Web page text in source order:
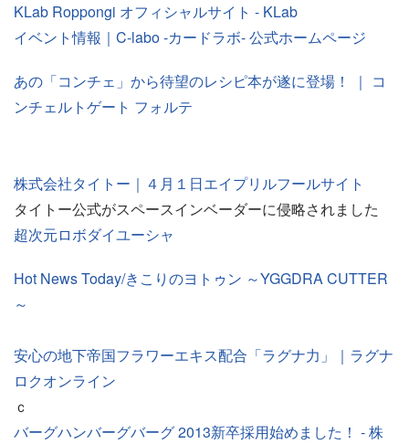
KLab Roppongi オフィシャルサイト - KLab
イベント情報｜C-labo -カードラボ- 公式ホームページ
あの「コンチェ」から待望のレシピ本が遂に登場！ ｜ コ
ンチェルトゲート フォルテ
株式会社タイトー｜４月１日エイプリルフールサイト
タイトー公式がスペースインベーダーに侵略されました
超次元ロボダイユーシャ
Hot News Today/きこりのヨトゥン ～YGGDRA CUTTER
～
安心の地下帝国フラワーエキス配合「ラグナ力」｜ラグナ
ロクオンライン
ｃ
バーグハンバーグバーグ 2013新卒採用始めました！ - 株